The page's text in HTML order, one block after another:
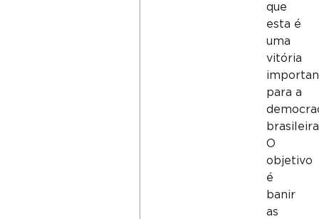
que
esta é
uma
vitória
para a
O
objetivo
é
banir
as